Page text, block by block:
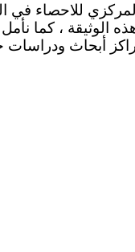
المركزي للاحصاء
هذه الوثيقة ، كما
أبحاث ودراسات